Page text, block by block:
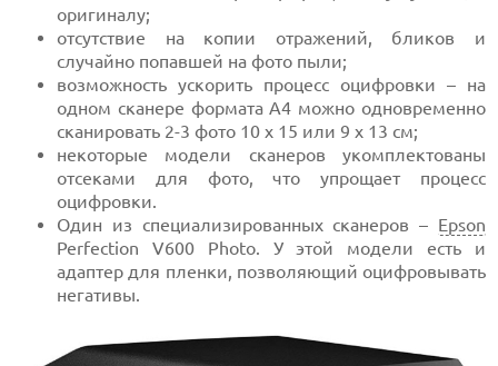
оригиналу;
отсутствие на копии отражений, бликов и
случайно попавшей на фото пыли;
возможность ускорить процесс оцифровки – на
одном сканере формата A4 можно одновременно
сканировать 2-3 фото 10 х 15 или 9 х 13 см;
некоторые модели сканеров укомплектованы
отсеками для фото, что упрощает процесс
оцифровки.
Один из специализированных сканеров – Epson
Perfection V600 Photo. У этой модели есть и
адаптер для пленки, позволяющий оцифровывать
негативы.